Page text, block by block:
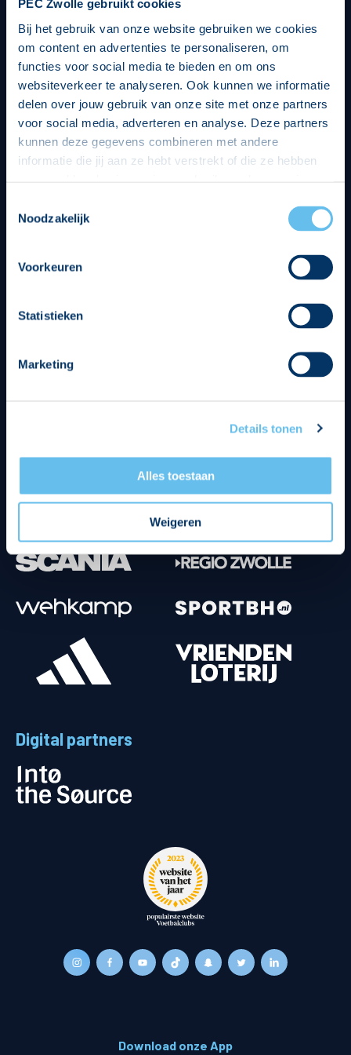
PEC Zwolle gebruikt cookies
Bij het gebruik van onze website gebruiken we cookies
om content en advertenties te personaliseren, om
functies voor social media te bieden en om ons
websiteverkeer te analyseren. Ook kunnen we informatie
delen over jouw gebruik van onze site met onze partners
voor social media, adverteren en analyse. Deze partners
kunnen deze gegevens combineren met andere
informatie die jij aan ze hebt verstrekt of die ze hebben
op een veilige en integere wijze. Je kunt je toestemming
beheren op de privacy- en cookieverklaring pagina.
Noodzakelijk
Voorkeuren
Statistieken
Marketing
Details tonen
Alles toestaan
Weigeren
Digital partners
Download onze App